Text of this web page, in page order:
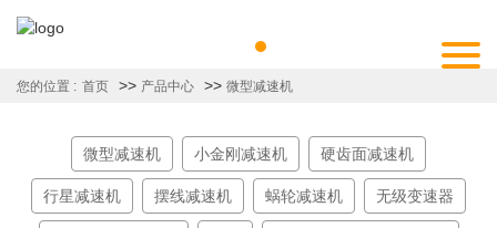
您的位置 : 首页 >> 产品中心 >> 微型减速机
微型减速机 小金刚减速机 硬齿面减速机
行星减速机 摆线减速机 蜗轮减速机 无级变速器